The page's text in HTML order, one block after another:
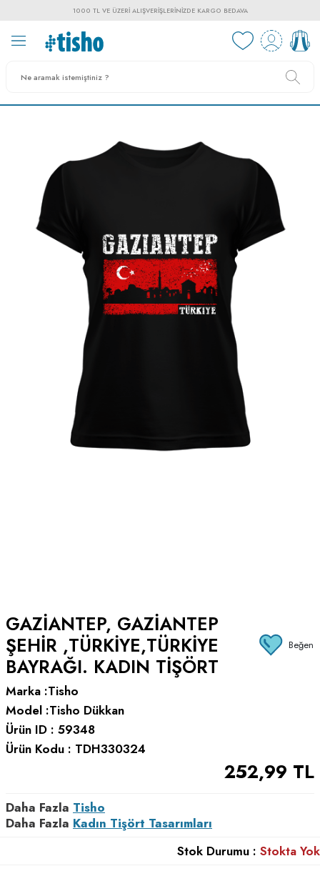
1000 TL VE ÜZERI ALIŞVERIŞLERINIZDE KARGO BEDAVA
GAZIANTEP, GAZIANTEP
ŞEHIR ,TÜRKIYE,TÜRKIYE
BAYRAĞI. KADIN TIŞÖRT
Beğen
Marka :Tisho
Model :Tisho Dükkan
Ürün ID : 59348
Ürün Kodu : TDH330324
252,99 TL
Daha Fazla Tisho
Daha Fazla Kadın Tişört Tasarımları
Stok Durumu : Stokta Yok